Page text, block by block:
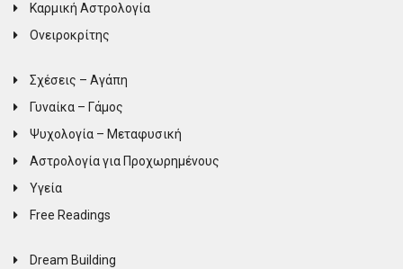
Καρμική Αστρολογία
Ονειροκρίτης
Σχέσεις – Αγάπη
Γυναίκα – Γάμος
Ψυχολογία – Μεταφυσική
Αστρολογία για Προχωρημένους
Υγεία
Free Readings
Dream Building